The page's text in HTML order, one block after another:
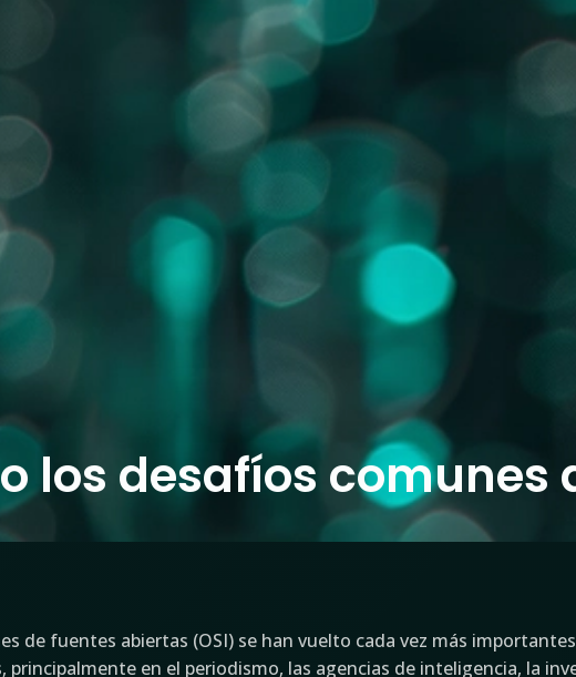
los desafíos comunes
de fuentes abiertas (OSI) se han vuelto cada vez más
principalmente en el periodismo, las agencias de inteligencia, la